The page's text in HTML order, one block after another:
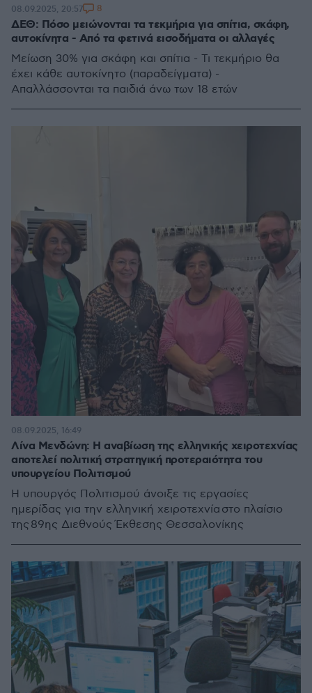
ΔΕΘ: Πόσο μειώνονται τα τεκμήρια για σπίτια, σκάφη,
αυτοκίνητα - Από τα φετινά εισοδήματα οι αλλαγές
Μείωση 30% για σκάφη και σπίτια - Τι τεκμήριο θα
έχει κάθε αυτοκίνητο (παραδείγματα) -
Απαλλάσσονται τα παιδιά άνω των 18 ετών
08.09.2025, 20:57 8
Λίνα Μενδώνη: Η αναβίωση της ελληνικής χειροτεχνίας
αποτελεί πολιτική στρατηγική προτεραιότητα του
υπουργείου Πολιτισμού
Η υπουργός Πολιτισμού άνοιξε τις εργασίες
ημερίδας για την ελληνική χειροτεχνία στο πλαίσιο
της 89ης Διεθνούς Έκθεσης Θεσσαλονίκης
08.09.2025, 16:49